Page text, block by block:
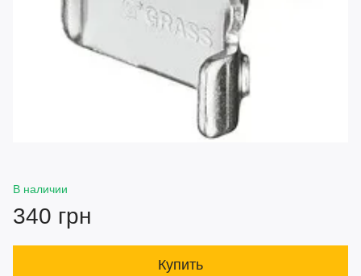
В наличии
340 грн
Купить